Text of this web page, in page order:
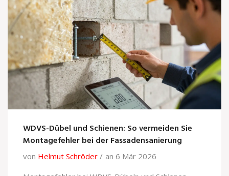
WDVS-Dübel und Schienen: So vermeiden Sie
Montagefehler bei der Fassadensanierung
von Helmut Schröder
an 6 Mär 2026